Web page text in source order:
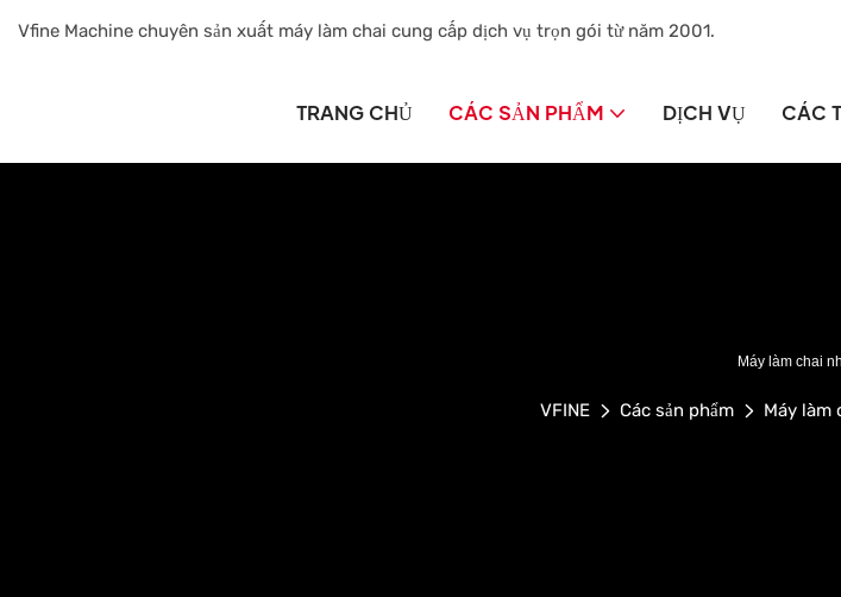
Vfine Machine chuyên sản xuất máy làm chai cung cấp dịch vụ trọn gói từ năm 2001.
TRANG CHỦ CÁC SẢN PHẨM DỊCH VỤ CÁC
Máy làm chai
VFINE Các sản phẩm Máy làm